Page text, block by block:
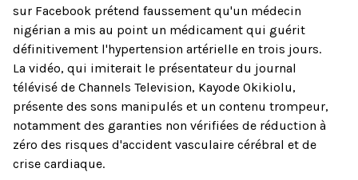
sur Facebook prétend faussement qu'un médecin
nigérian a mis au point un médicament qui guérit
définitivement l'hypertension artérielle en trois jours.
La vidéo, qui imiterait le présentateur du journal
télévisé de Channels Television, Kayode Okikiolu,
présente des sons manipulés et un contenu trompeur,
notamment des garanties non vérifiées de réduction à
zéro des risques d'accident vasculaire cérébral et de
crise cardiaque.